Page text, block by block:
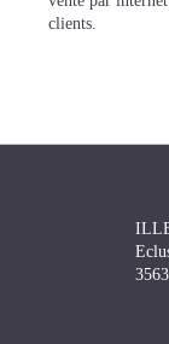
clients.